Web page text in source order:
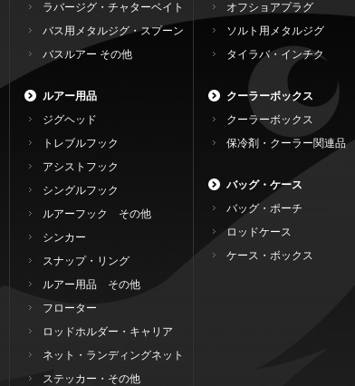
ラバージグ・チャターベイト
バス用メタルジグ・スプーン
バスルアー その他
ルアー用品
ジグヘッド
トレブルフック
アシストフック
シングルフック
ルアーフック その他
シンカー
スナップ・リング
ルアー用品 その他
フローター
ロッドホルダー・キャリア
ネット・ランディングネット
ステッカー・その他
オフショアプラグ
ソルト用メタルジグ
タイラバ・インチク
クーラーボックス
クーラーボックス
保冷剤・クーラー関連品
バッグ・ケース
バッグ・ポーチ
ロッドケース
ケース・ボックス